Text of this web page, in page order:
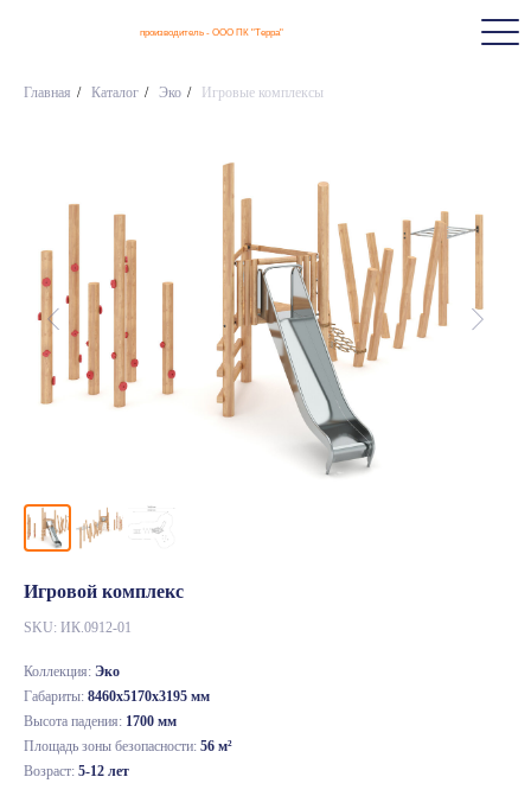
производитель - ООО ПК "Терра"
Главная / Каталог / Эко / Игровые комплексы
Игровой комплекс
SKU: ИК.0912-01
Коллекция: Эко
Габариты: 8460х5170х3195 мм
Высота падения: 1700 мм
Площадь зоны безопасности: 56 м²
Возраст: 5-12 лет